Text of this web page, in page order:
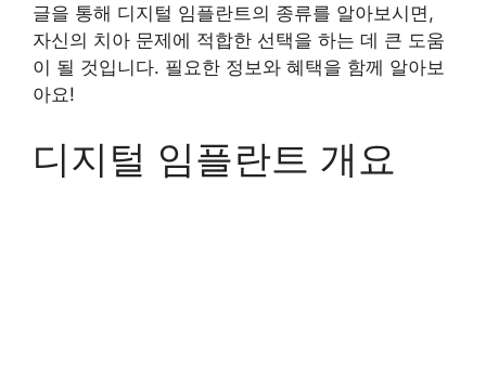
글을 통해 디지털 임플란트의 종류를 알아보시면,
자신의 치아 문제에 적합한 선택을 하는 데 큰 도움
이 될 것입니다. 필요한 정보와 혜택을 함께 알아보
아요!
디지털 임플란트 개요